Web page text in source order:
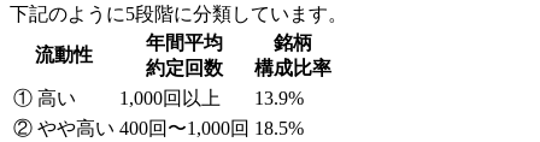
下記のように5段階に分類しています。
流動性
年間平均
約定回数
銘柄
構成比率
① 高い
1,000回以上
13.9%
② やや高い 400回〜1,000回 18.5%